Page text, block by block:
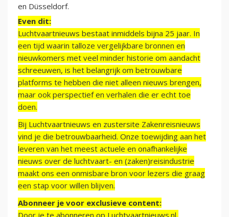
en Düsseldorf.
Even dit:
Luchtvaartnieuws bestaat inmiddels bijna 25 jaar. In
een tijd waarin talloze vergelijkbare bronnen en
nieuwkomers met veel minder historie om aandacht
schreeuwen, is het belangrijk om betrouwbare
platforms te hebben die niet alleen nieuws brengen,
maar ook perspectief en verhalen die er echt toe
doen.
Bij Luchtvaartnieuws en zustersite Zakenreisnieuws
vind je die betrouwbaarheid. Onze toewijding aan het
leveren van het meest actuele en onafhankelijke
nieuws over de luchtvaart- en (zaken)reisindustrie
maakt ons een onmisbare bron voor lezers die graag
een stap voor willen blijven.
Abonneer je voor exclusieve content: